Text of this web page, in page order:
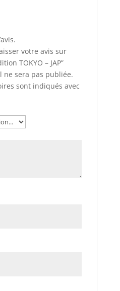
votre avis sur
TOKYO – JAP”
ne sera pas publiée.
sont indiqués avec